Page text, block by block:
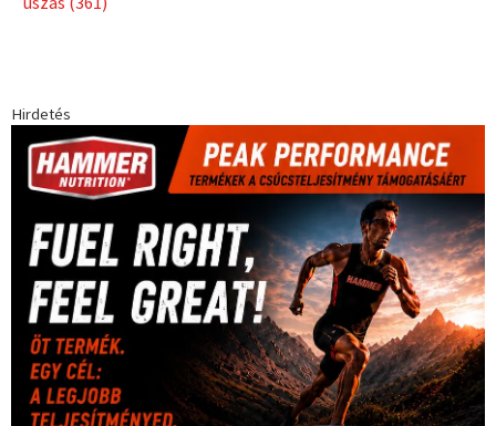
(181)Jégkorong(148)kajakkenu(138)karate(168)kickbox(204)
kosárlabda(166)kézilabda(448)Lewis Hamilton(168) magyar
labdarúgóválogatott
(148) Mercedes (244)motorsport(153)Opel
Dakar Team(132)Rali Világbajnokság(122)Rendezvény(142)rio
Sportime Magazin(128) szabadidősport
(316) Szalay Balázs (126)tenisz(416)táplálkozás(155)utazás
(126) Video(247)világbajnokság (162)Világkupa(129)vitorlázás
(222)vívás(174) vízilabda(197) Érdi Mária(130)életmód(416)
úszás(361)
Hirdetés